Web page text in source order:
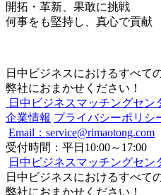
開拓・革新、果敢に挑戦
何事をも堅持し、真心で貢献
日中ビジネスにおけるすべて
弊社におまかせください！
日中ビジネスマッチングセン
企業情報 プライバシーポリシ
Email：service@rimaotong.com
受付時間：平日10:00～17:00
日中ビジネスマッチングセン
日中ビジネスにおけるすべて
弊社におまかせください！